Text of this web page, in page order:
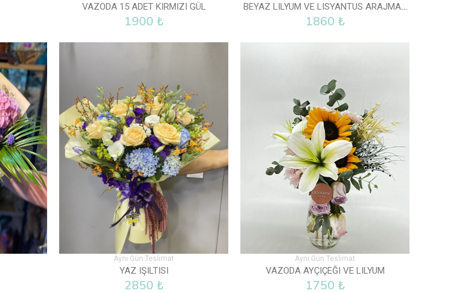
VAZODA 15 ADET KIRMIZI GÜL
1900 ₺
BEYAZ LILYUM VE LISYANTUS ARAJMANI
1860 ₺
Aynı Gün Teslimat
YAZ IŞILTISI
2850 ₺
Aynı Gün Teslimat
VAZODA AYÇIÇEĞI VE LILYUM
1750 ₺